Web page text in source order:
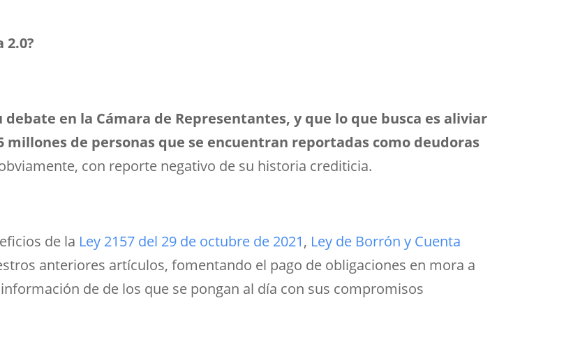
2.0?
en la Cámara de Representantes, y que lo que busca es aliviar
millones de personas que se encuentran reportadas como deudoras
con reporte negativo de su historia crediticia.
de la Ley 2157 del 29 de octubre de 2021, Ley de Borrón y Cuenta
anteriores artículos, fomentando el pago de obligaciones en mora a
de de los que se pongan al día con sus compromisos